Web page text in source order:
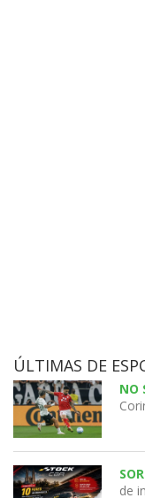
ÚLTIMAS DE
NO
de